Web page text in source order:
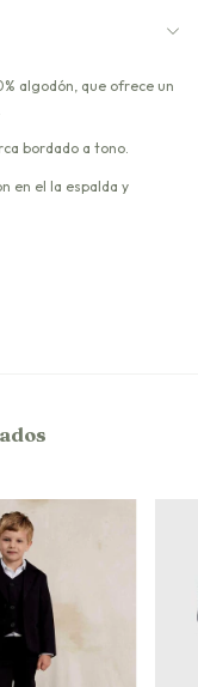
algodón, que ofrece un
bordado a tono.
en el la espalda y